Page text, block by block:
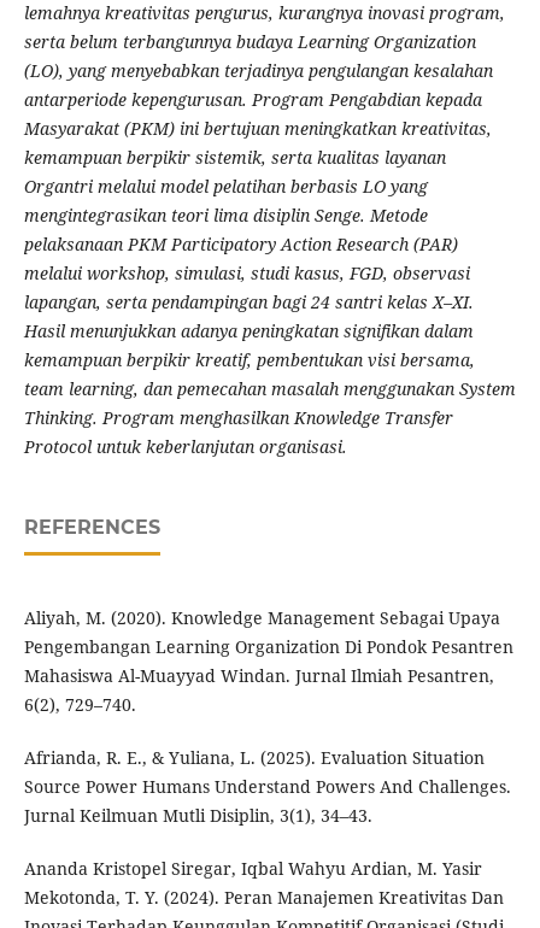
lemahnya kreativitas pengurus, kurangnya inovasi program,
serta belum terbangunnya budaya Learning Organization
(LO), yang menyebabkan terjadinya pengulangan kesalahan
antarperiode kepengurusan. Program Pengabdian kepada
Masyarakat (PKM) ini bertujuan meningkatkan kreativitas,
kemampuan berpikir sistemik, serta kualitas layanan
Organtri melalui model pelatihan berbasis LO yang
mengintegrasikan teori lima disiplin Senge. Metode
pelaksanaan PKMParticipatory Action Research (PAR)
melalui workshop, simulasi, studi kasus, FGD, observasi
lapangan, serta pendampingan bagi 24 santri kelas X–XI.
Hasil menunjukkan adanya peningkatan signifikan dalam
kemampuan berpikir kreatif, pembentukan visi bersama,
team learning, dan pemecahan masalah menggunakan System
Thinking. Program menghasilkan Knowledge Transfer
Protocol untuk keberlanjutan organisasi.
REFERENCES
Aliyah, M. (2020). Knowledge Management Sebagai Upaya
Pengembangan Learning Organization Di Pondok Pesantren
Mahasiswa Al-Muayyad Windan. Jurnal Ilmiah Pesantren,
6(2), 729–740.
Afrianda, R. E., & Yuliana, L. (2025). Evaluation Situation
Source Power Humans Understand Powers And Challenges.
Jurnal Keilmuan Mutli Disiplin, 3(1), 34–43.
Ananda Kristopel Siregar, Iqbal Wahyu Ardian, M. Yasir
Mekotonda, T. Y. (2024). Peran Manajemen Kreativitas Dan